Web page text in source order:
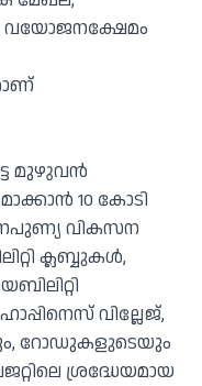
വയോജനക്ഷേമം
മുഴുവൻ
10 കോടി
വികസന
ക്ലബ്ബുകൾ,
വില്ലേജ്,
റോഡുകളുടെയും
ശ്രദ്ധേയമായ